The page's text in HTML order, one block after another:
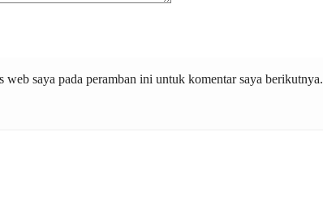
web saya pada peramban ini untuk komentar saya berikutnya.